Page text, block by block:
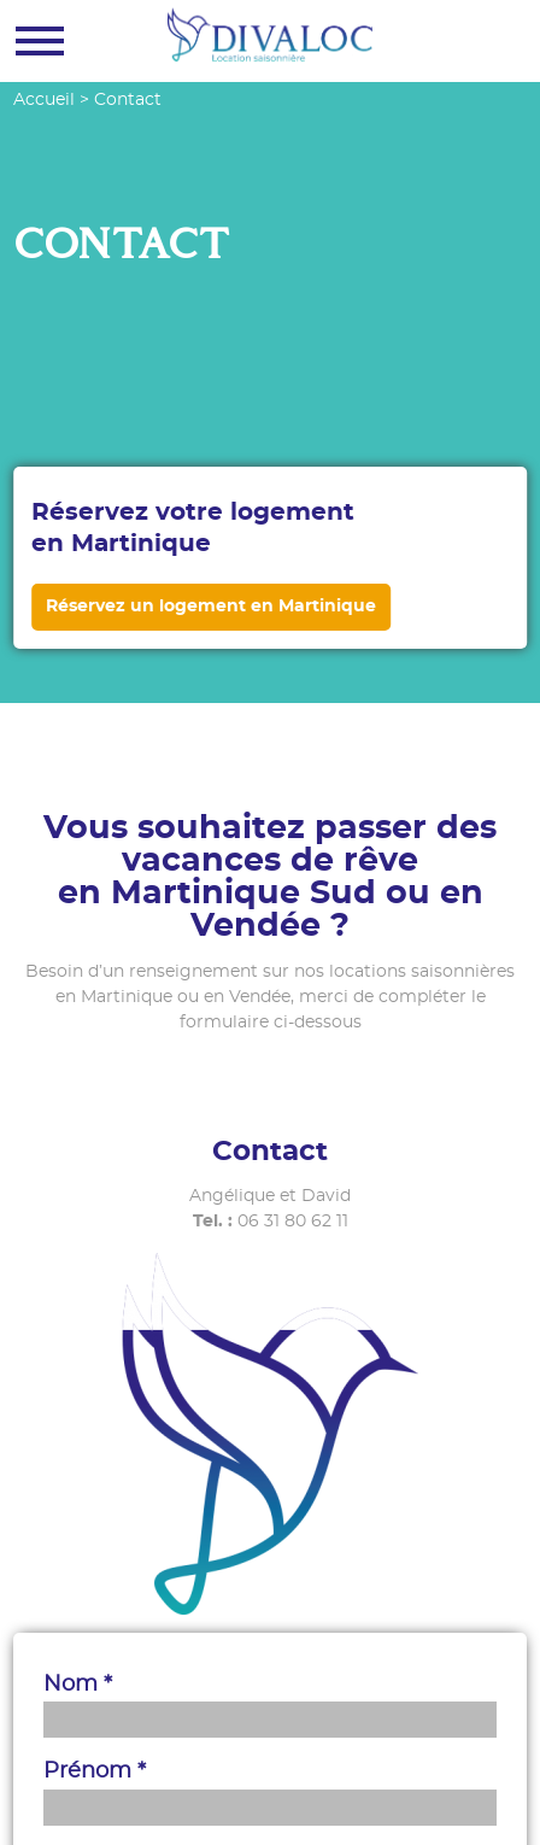
Menu
Accueil >Contact
CONTACT
Réservez votre logement
en Martinique
Réservez un logement en Martinique
Vous souhaitez passer des
vacances de rêve
en Martinique Sud ou en
Vendée ?
Besoin d’un renseignement sur nos locations saisonnières
en Martinique ou en Vendée, merci de compléter le
formulaire ci-dessous
Contact
Angélique et David
Tel. : 06 31 80 62 11
Nom *
Prénom *